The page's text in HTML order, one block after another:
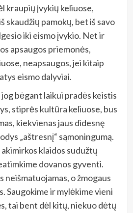
kraupių įvykių keliuose,
skaudžių pamokų, bet iš savo
iki eismo įvykio. Net ir
apsaugos priemonės,
neapsaugos, jei kitaip
eismo dalyviai.
bėgant laikui pradės keistis
stiprės kultūra keliuose, bus
kiekvienas jaus didesnę
„aštresnį“ sąmoningumą.
klaidos sudužtų
dovanos gyventi.
neišmatuojamas, o žmogaus
Saugokime ir mylėkime vieni
tai bent dėl kitų, niekuo dėtų